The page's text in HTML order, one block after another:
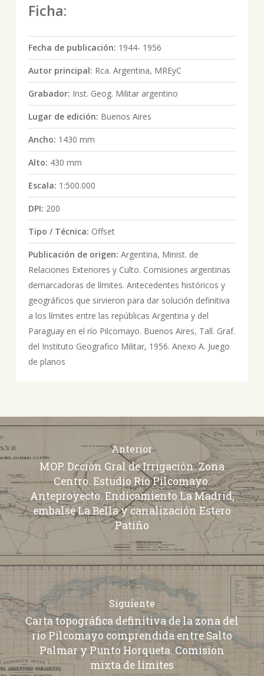
Ficha:
Fecha de publicación: 1944- 1956
Autor principal: Rca. Argentina, MREyC
Grabador: Inst. Geog. Militar argentino
Lugar de edición: Buenos Aires
Ancho: 1430 mm
Alto: 430 mm
Escala: 1:500.000
DPI: 200
Tipo / Técnica: Offset
Publicación de origen: Argentina, Minist. de
Relaciones Exteriores y Culto. Comisiones argentinas
demarcadoras de límites. Antecedentes históricos y
geográficos que sirvieron para dar solución definitiva
a los límites entre las repúblicas Argentina y del
Paraguay en el río Pilcomayo. Buenos Aires, Tall. Graf.
del Instituto Geografico Militar, 1956. Anexo A. Juego
de planos
Anterior
MOP. Dcción Gral de Irrigación. Zona
Centro. Estudio Río Pilcomayo.
Anteproyecto. Endicamiento La Madrid,
embalse La Bella y canalización Estero
Patiño
Siguiente
Carta topográfica definitiva de la zona del
río Pilcomayo comprendida entre Salto
Palmar y Punto Horqueta. Comisión
mixta de límites